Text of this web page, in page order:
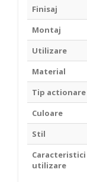
Finisaj
Montaj
Utilizare
Material
Tip actionare
Culoare
Stil
Caracteristici
utilizare